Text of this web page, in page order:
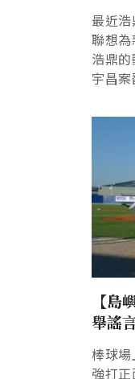
最近
聯想
浩鼎
宇昌
【
舉謠
棒球
強打